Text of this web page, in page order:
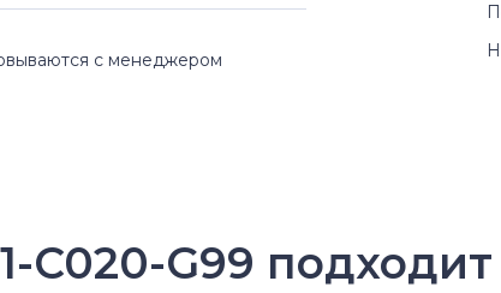
с менеджером
C020-G99